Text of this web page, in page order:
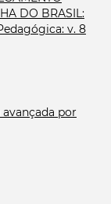
DO BRASIL:
v. 8
por